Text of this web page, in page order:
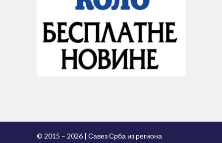
© 2015 – 2026 | Савез Срба из региона